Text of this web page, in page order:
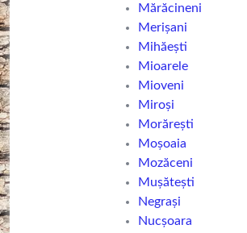
Mărăcineni
Merișani
Mihăești
Mioarele
Mioveni
Miroși
Morărești
Moșoaia
Mozăceni
Mușătești
Negrași
Nucșoara